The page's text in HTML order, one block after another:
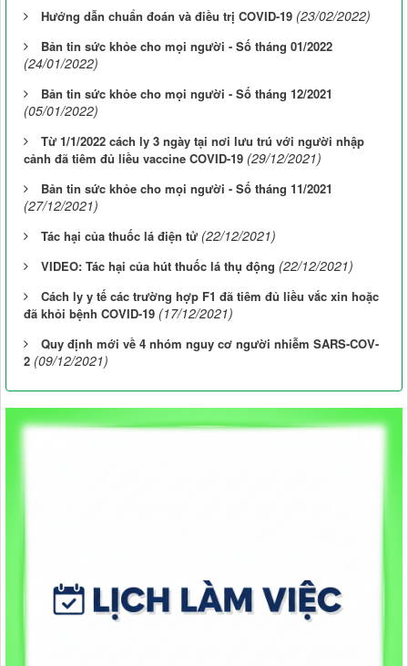
Hướng dẫn chuẩn đoán và điều trị COVID-19 (23/02/2022)
Bản tin sức khỏe cho mọi người - Số tháng 01/2022
(24/01/2022)
Bản tin sức khỏe cho mọi người - Số tháng 12/2021
(05/01/2022)
Từ 1/1/2022 cách ly 3 ngày tại nơi lưu trú với người nhập
cảnh đã tiêm đủ liều vaccine COVID-19 (29/12/2021)
Bản tin sức khỏe cho mọi người - Số tháng 11/2021
(27/12/2021)
Tác hại của thuốc lá điện tử (22/12/2021)
VIDEO: Tác hại của hút thuốc lá thụ động (22/12/2021)
Cách ly y tế các trường hợp F1 đã tiêm đủ liều vắc xin hoặc
đã khỏi bệnh COVID-19 (17/12/2021)
Quy định mới về 4 nhóm nguy cơ người nhiễm SARS-COV-
2 (09/12/2021)